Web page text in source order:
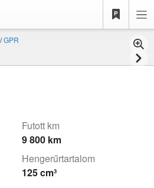
/GPR
Futott km
9 800 km
Hengerűrtartalom
125 cm³